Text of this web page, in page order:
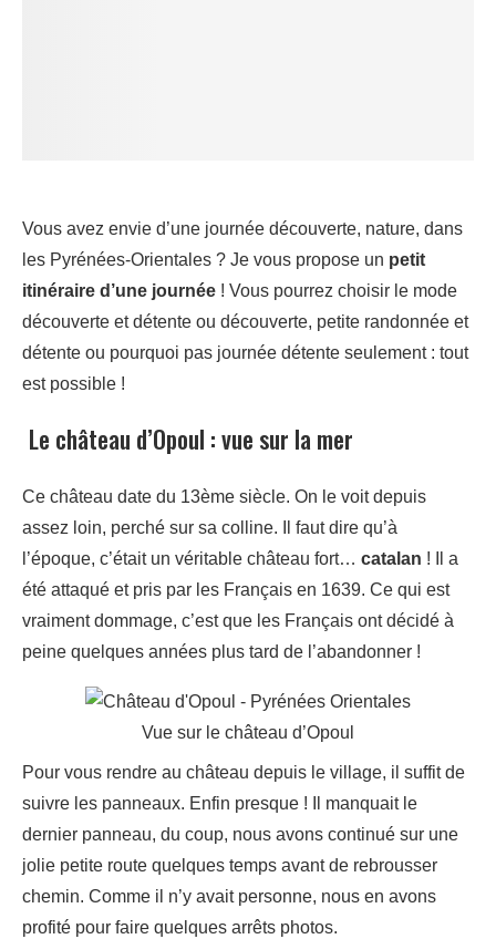
Vous avez envie d’une journée découverte, nature, dans
les Pyrénées-Orientales ? Je vous propose un petit
itinéraire d’une journée ! Vous pourrez choisir le mode
découverte et détente ou découverte, petite randonnée et
détente ou pourquoi pas journée détente seulement : tout
est possible !
Le château d’Opoul : vue sur la mer
Ce château date du 13ème siècle. On le voit depuis
assez loin, perché sur sa colline. Il faut dire qu’à
l’époque, c’était un véritable château fort… catalan ! Il a
été attaqué et pris par les Français en 1639. Ce qui est
vraiment dommage, c’est que les Français ont décidé à
peine quelques années plus tard de l’abandonner !
Vue sur le château d’Opoul
Pour vous rendre au château depuis le village, il suffit de
suivre les panneaux. Enfin presque ! Il manquait le
dernier panneau, du coup, nous avons continué sur une
jolie petite route quelques temps avant de rebrousser
chemin. Comme il n’y avait personne, nous en avons
profité pour faire quelques arrêts photos.